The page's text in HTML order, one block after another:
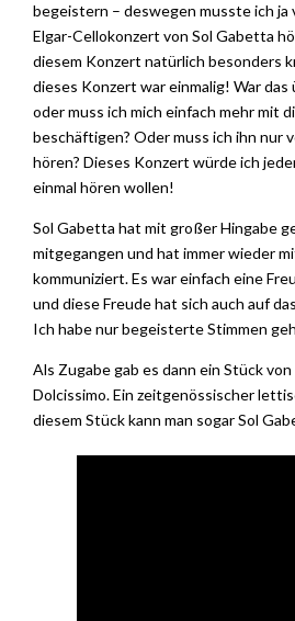
begeistern – deswegen musste ich ja
Elgar-Cellokonzert von Sol Gabetta
diesem Konzert natürlich besonders
dieses Konzert war einmalig! War das
oder muss ich mich einfach mehr mit
beschäftigen? Oder muss ich ihn nur
hören? Dieses Konzert würde ich
einmal hören wollen!
Sol Gabetta hat mit großer Hingabe
mitgegangen und hat immer wieder
kommuniziert. Es war einfach eine
und diese Freude hat sich auch auf
Ich habe nur begeisterte Stimmen
Als Zugabe gab es dann ein Stück
Dolcissimo. Ein zeitgenössischer
diesem Stück kann man sogar Sol